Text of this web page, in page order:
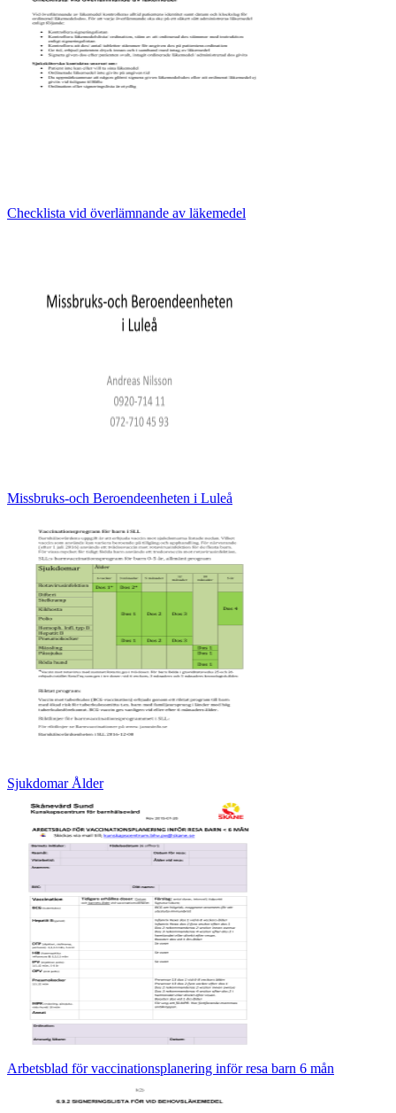
Checklista vid överlämnande av läkemedel
Missbruks-och Beroendeenheten i Luleå
Sjukdomar Ålder
Arbetsblad för vaccinationsplanering inför resa barn 6 mån